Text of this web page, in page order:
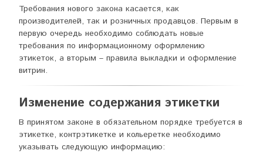
Требования нового закона касается, как
производителей, так и розничных продавцов. Первым в
первую очередь необходимо соблюдать новые
требования по информационному оформлению
этикеток, а вторым – правила выкладки и оформление
витрин.
Изменение содержания этикетки
В принятом законе в обязательном порядке требуется в
этикетке, контрэтикетке и кольеретке необходимо
указывать следующую информацию: